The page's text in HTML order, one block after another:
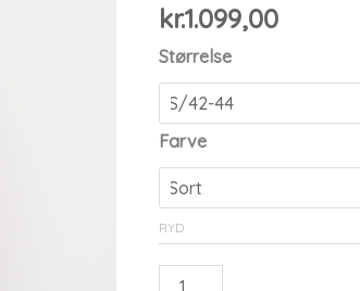
kr.1.099,00
Størrelse
Farve
RYD
Apmeridian